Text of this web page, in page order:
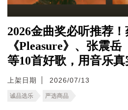
2026金曲奖必听推荐
《Pleasure》、张震岳
等10首好歌，用音乐真
上架日期 2026/07/13
诚品选乐 严选商品